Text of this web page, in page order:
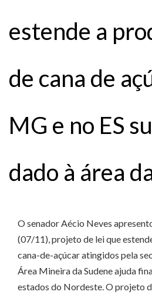
estende a
de cana de
MG e no ES
dado à área
O senador Aécio Neves
(07/11), projeto de lei que
cana-de-açúcar atingidos pela
Área Mineira da Sudene ajuda
estados do Nordeste. O projeto